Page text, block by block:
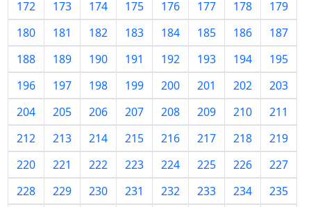
172
173 174 175 176 177 178
179
180
181 182 183 184 185 186
187
188
189 190 191 192 193 194
195
196
197 198 199 200 201 202
203
204
205 206 207 208 209 210
211
212
213 214 215 216 217 218
219
220
221 222 223 224 225 226
227
228
229 230 231 232 233 234
235